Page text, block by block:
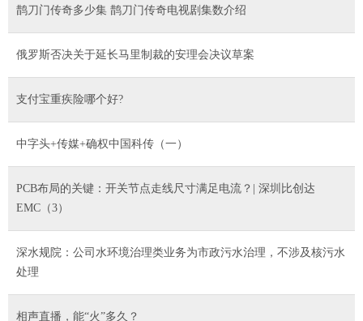
鹊刀门传奇多少集 鹊刀门传奇电视剧集数介绍
俄罗斯否决关于延长马里制裁的安理会决议草案
支付宝重疾险哪个好?
中字头+传媒+确权中国科传（一）
PCB布局的关键：开关节点走线尺寸满足电流？| 深圳比创达
EMC（3）
深水规院：公司水环境治理类业务为市政污水治理，不涉及核污水
处理
相声直播，能“火”多久？